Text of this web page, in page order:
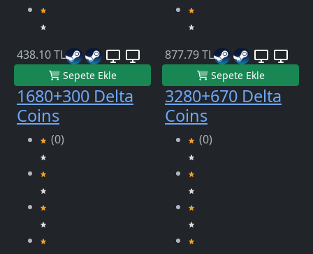
438.10 TL
Sepete Ekle
877.79 TL
Sepete Ekle
1680+300 Delta
Coins
(0)
3280+670 Delta
Coins
(0)